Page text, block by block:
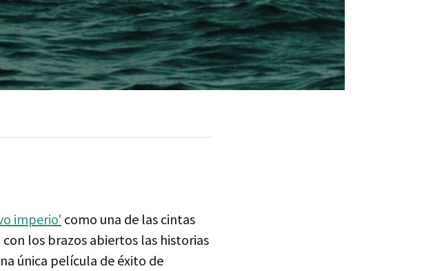
imperio' como una de las cintas
los brazos abiertos las historias
única película de éxito de